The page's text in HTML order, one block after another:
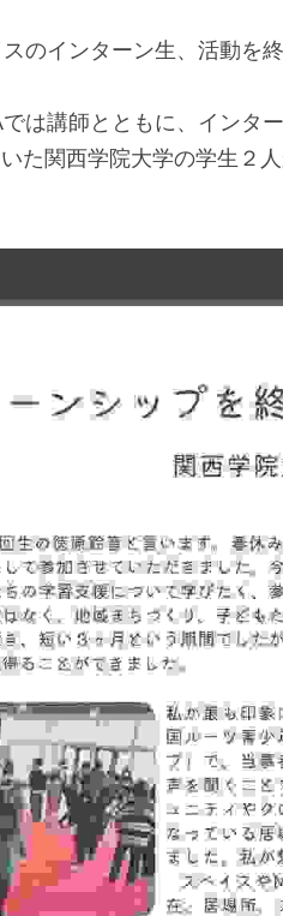
のインターン生、活動を
は講師とともに、インタ
た関西学院大学の学生２